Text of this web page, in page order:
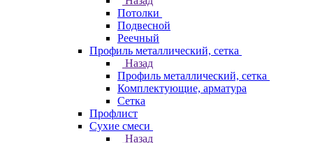
Потолки
Подвесной
Реечный
Профиль металлический, сетка
Назад
Профиль металлический, сетка
Комплектующие, арматура
Сетка
Профлист
Сухие смеси
Назад